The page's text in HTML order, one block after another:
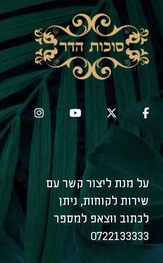
על מנת ליצור קשר עם
שירות לקוחות, ניתן
לכתוב ווצאפ למספר
0722133333